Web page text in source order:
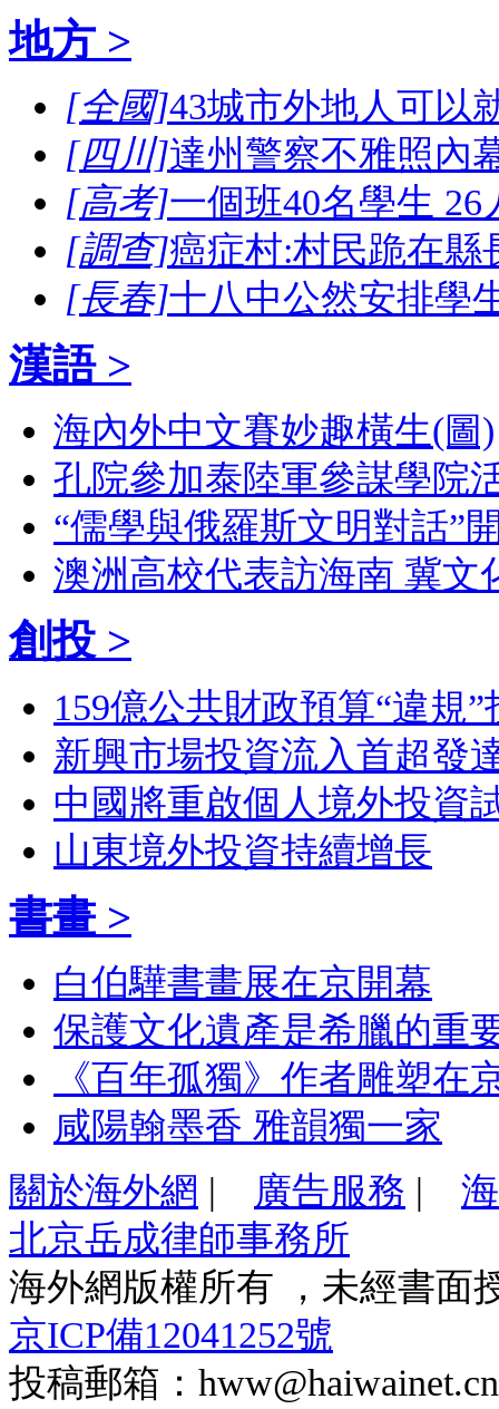
地方 >
[全國]43城市外地人可以
[四川]達州警察不雅照內
[高考]一個班40名學生 26
[調查]癌症村:村民跪在縣
[長春]十八中公然安排學
漢語 >
海內外中文賽妙趣橫生(圖)
孔院參加泰陸軍參謀學院
“儒學與俄羅斯文明對話”
澳洲高校代表訪海南 冀文
創投 >
159億公共財政預算“違規”
新興市場投資流入首超發
中國將重啟個人境外投資
山東境外投資持續增長
書畫 >
白伯驊書畫展在京開幕
保護文化遺產是希臘的重
《百年孤獨》作者雕塑在
咸陽翰墨香 雅韻獨一家
關於海外網 | 廣告服務 |
北京岳成律師事務所
海外網版權所有 ，未經書面
京ICP備12041252號
投稿郵箱：hww@haiwainet.cn